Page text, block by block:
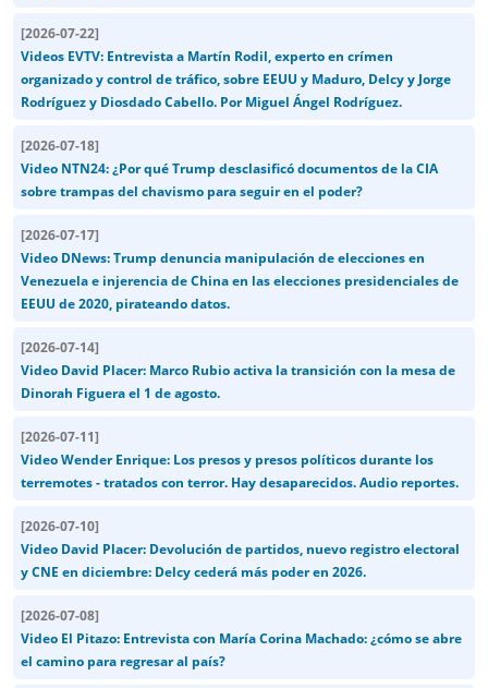
[2026-07-22]
Videos EVTV: Entrevista a Martín Rodil, experto en crímen
organizado y control de tráfico, sobre EEUU y Maduro, Delcy y Jorge
Rodríguez y Diosdado Cabello. Por Miguel Ángel Rodríguez.
[2026-07-18]
Video NTN24: ¿Por qué Trump desclasificó documentos de la CIA
sobre trampas del chavismo para seguir en el poder?
[2026-07-17]
Video DNews: Trump denuncia manipulación de elecciones en
Venezuela e injerencia de China en las elecciones presidenciales de
EEUU de 2020, pirateando datos.
[2026-07-14]
Video David Placer: Marco Rubio activa la transición con la mesa de
Dinorah Figuera el 1 de agosto.
[2026-07-11]
Video Wender Enrique: Los presos y presos políticos durante los
terremotes - tratados con terror. Hay desaparecidos. Audio reportes.
[2026-07-10]
Video David Placer: Devolución de partidos, nuevo registro electoral
y CNE en diciembre: Delcy cederá más poder en 2026.
[2026-07-08]
Video El Pitazo: Entrevista con María Corina Machado: ¿cómo se abre
el camino para regresar al país?